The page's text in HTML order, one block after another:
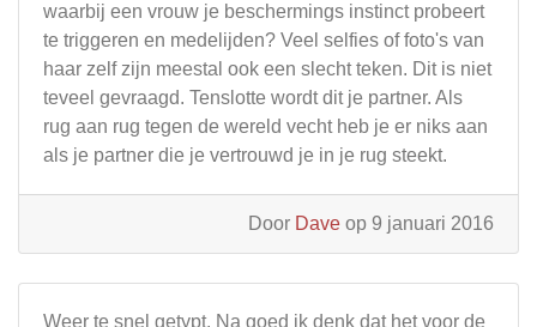
waarbij een vrouw je beschermings instinct probeert
te triggeren en medelijden? Veel selfies of foto's van
haar zelf zijn meestal ook een slecht teken. Dit is niet
teveel gevraagd. Tenslotte wordt dit je partner. Als
rug aan rug tegen de wereld vecht heb je er niks aan
als je partner die je vertrouwd je in je rug steekt.
Door Dave op 9 januari 2016
Weer te snel getypt. Na goed ik denk dat het voor de